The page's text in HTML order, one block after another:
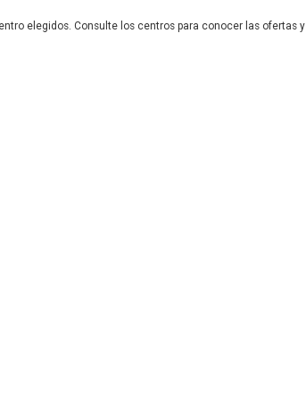
elegidos. Consulte los centros para conocer las ofertas y